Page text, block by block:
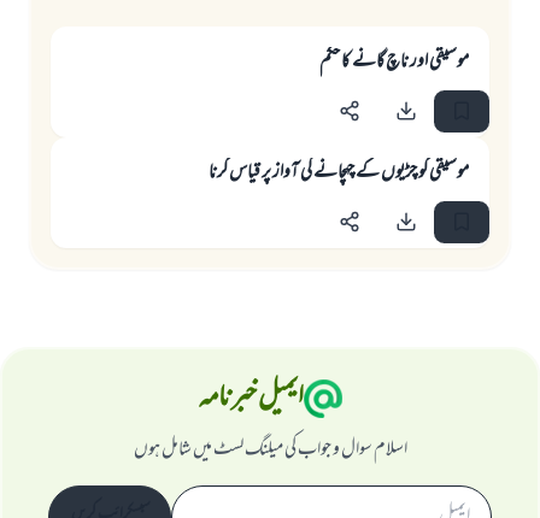
موسيقى اور ناچ گانے كا حكم
موسيقى كو چڑيوں كے چہچانے كى آواز پر قياس كرنا
ایمیل خبرنامہ
اسلام سوال و جواب کی میلنگ لسٹ میں شامل ہوں